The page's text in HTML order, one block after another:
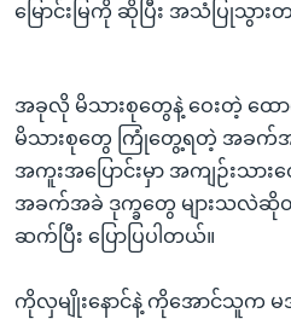
မြောင်းမြကို ဆိုပြီး အသံပြုသွား
အခုလို မိသားစုတွေနဲ့ ဝေးတဲ့
မိသားစုတွေ ကြုံတွေ့ရတဲ့ အခက်
အကူးအပြောင်းမှာ အကျဉ်း
အခက်အခဲ ဒုက္ခတွေ များသလဲဆို
ဆက်ပြီး ပြောပြပါတယ်။
ကိုလှမျိုးနောင်နဲ့ ကိုအောင်သူက မ